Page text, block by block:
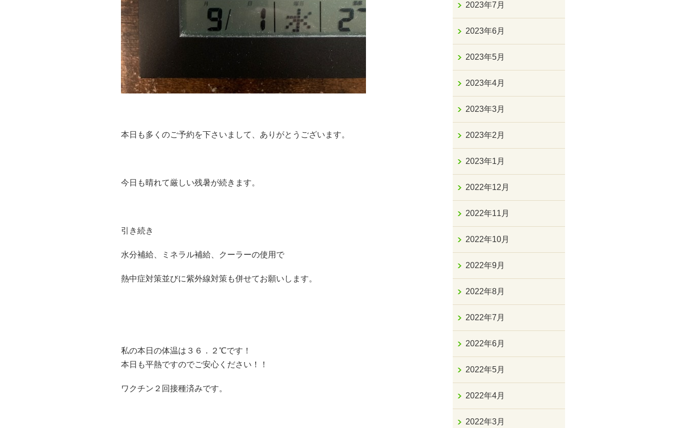
本日も多くのご予約を下さいまして、ありがとうございます。
今日も晴れて厳しい残暑が続きます。
引き続き
水分補給、ミネラル補給、クーラーの使用で
熱中症対策並びに紫外線対策も併せてお願いします。
私の本日の体温は３６．２℃です！
本日も平熱ですのでご安心ください！！
ワクチン２回接種済みです。
2023年7月
2023年6月
2023年5月
2023年4月
2023年3月
2023年2月
2023年1月
2022年12月
2022年11月
2022年10月
2022年9月
2022年8月
2022年7月
2022年6月
2022年5月
2022年4月
2022年3月